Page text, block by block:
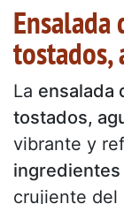
Ensalada
tostados,
La ensalada
tostados,
vibrante y
crujiente del